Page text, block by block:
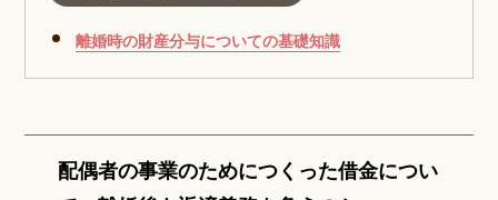
離婚時の財産分与についての基礎知識
配偶者の事業のためにつくった借金につい